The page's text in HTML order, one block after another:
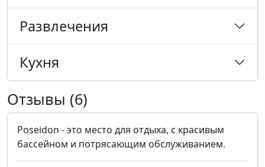
Развлечения
Кухня
Отзывы (6)
Poseidon - это место для отдыха, с красивым
бассейном и потрясающим обслуживанием.